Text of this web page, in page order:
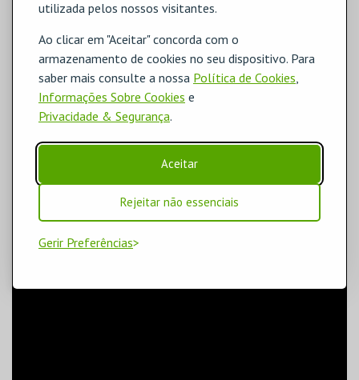
utilizada pelos nossos visitantes.
Ao clicar em "Aceitar" concorda com o
armazenamento de cookies no seu dispositivo. Para
saber mais consulte a nossa Política de Cookies
Informações Sobre Cookies e
Privacidade & Segurança.
Aceitar
Rejeitar não essenciais
Gerir Preferências